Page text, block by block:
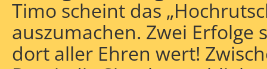
Timo scheint das
auszumachen. Zwei Erfolge
dort aller Ehren wert!